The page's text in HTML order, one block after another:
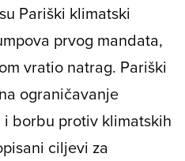
Pariški klimatski
prvog mandata,
vratio natrag. Pariški
ograničavanje
borbu protiv klimatskih
ciljevi za